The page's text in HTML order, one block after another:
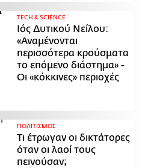
ΤECH & SCIENCE
Ιός Δυτικού Νείλου:
«Αναμένονται
περισσότερα κρούσματα
το επόμενο διάστημα» -
Οι «κόκκινες» περιοχές
ΠΟΛΙΤΙΣΜΟΣ
Τι έτρωγαν οι δικτάτορες
όταν οι λαοί τους
πεινούσαν;